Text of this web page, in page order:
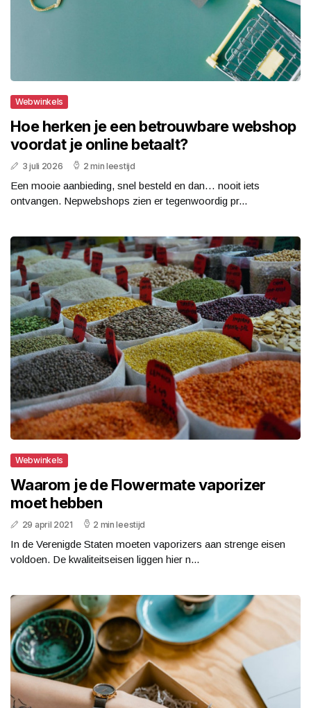
Webwinkels
Hoe herken je een betrouwbare webshop
voordat je online betaalt?
3 juli 2026 2 min leestijd
Een mooie aanbieding, snel besteld en dan… nooit iets
ontvangen. Nepwebshops zien er tegenwoordig pr...
Webwinkels
Waarom je de Flowermate vaporizer
moet hebben
29 april 2021 2 min leestijd
In de Verenigde Staten moeten vaporizers aan strenge eisen
voldoen. De kwaliteitseisen liggen hier n...